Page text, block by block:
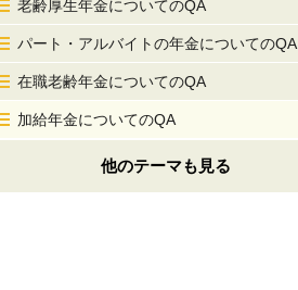
老齢厚生年金についてのQA
パート・アルバイトの年金についてのQA
在職老齢年金についてのQA
加給年金についてのQA
他のテーマも見る